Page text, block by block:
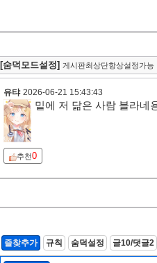
[숨덕모드설정] 게시판최상단항상설정가능
유탸 2026-06-21 15:43:43
밑에 저 닮은 사람 블라네
추천0
즐찾추가 규칙 숨덕설정 글10/댓글2